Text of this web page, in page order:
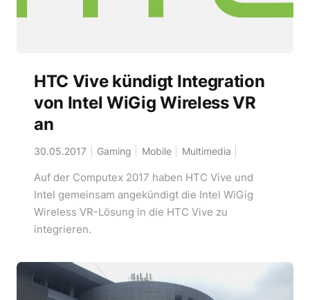
HTC Vive kündigt Integration
von Intel WiGig Wireless VR
an
30.05.2017 Gaming Mobile Multimedia
Auf der Computex 2017 haben HTC Vive und
Intel gemeinsam angekündigt die Intel WiGig
Wireless VR-Lösung in die HTC Vive zu
integrieren.